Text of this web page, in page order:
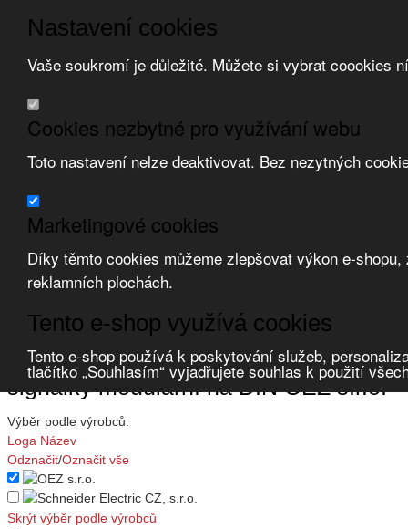
Nastavení cookies
Vaše soukromí je důležité. Můžete si vybrat coookies
Cookies nezbytné pro využívání webu
Toto nastavení nelze deaktivovat. Bez nezytných
Marketingové cookies
Díky těmto cookies můžeme zlepšovat výkon e-
reklamních plochách.
Tento e-shop využívá cookies
Tento e-shop používá k poskytování služeb,
tlačítko „Souhlasím“ vyjadřujete souhlas k použití
Přeskočit na hlavní obsah Přeskočit na doplňující obsah
Obchodní podmínky
Registrace
Zvolte měnu:
Přihlásit uživatele
Úvod Ovladače a signalizace signalizace světelná signálky modulární
signálky modulární na DIN OEZ s.r.o.
Výběr podle výrobců:
Loga Název
Odznačit/Označit vše
Skrýt výběr podle výrobců